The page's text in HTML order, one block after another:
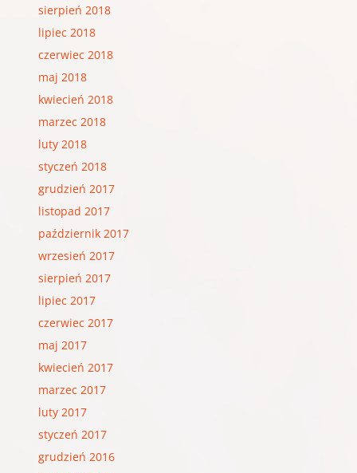
sierpień 2018
lipiec 2018
czerwiec 2018
maj 2018
kwiecień 2018
marzec 2018
luty 2018
styczeń 2018
grudzień 2017
listopad 2017
październik 2017
wrzesień 2017
sierpień 2017
lipiec 2017
czerwiec 2017
maj 2017
kwiecień 2017
marzec 2017
luty 2017
styczeń 2017
grudzień 2016